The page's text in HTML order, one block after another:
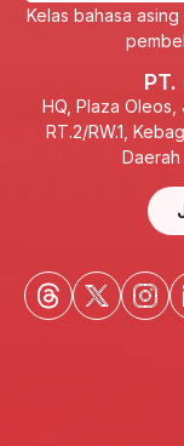
Kelas bahasa
HQ, Plaza Oleos,
RT.2/RW.1,
Daerah